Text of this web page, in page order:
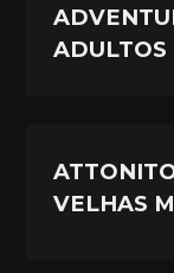
ADULTOS
VELHAS